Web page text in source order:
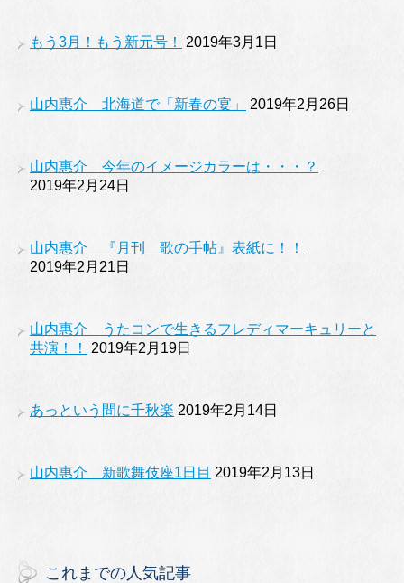
もう3月！もう新元号！ 2019年3月1日
山内惠介 北海道で「新春の宴」 2019年2月26日
山内惠介 今年のイメージカラーは・・・？
2019年2月24日
山内惠介 『月刊 歌の手帖』表紙に！！
2019年2月21日
山内惠介 うたコンで生きるフレディマーキュリーと
共演！！
2019年2月19日
あっという間に千秋楽 2019年2月14日
山内惠介 新歌舞伎座1日目 2019年2月13日
これまでの人気記事